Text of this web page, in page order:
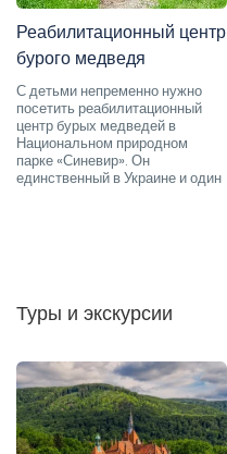
Реабилитационный центр
бурого медведя
С детьми непременно нужно
посетить реабилитационный
центр бурых медведей в
Национальном природном
парке «Синевир». Он
единственный в Украине и один
Туры и экскурсии